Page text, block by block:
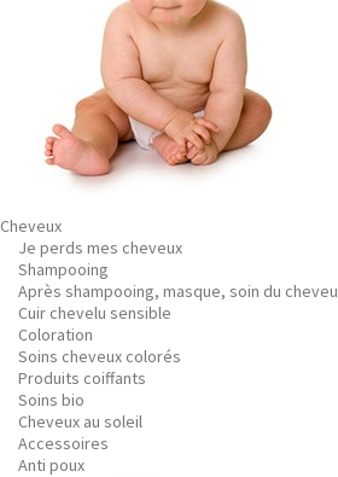
Cheveux
Je perds mes cheveux
Shampooing
Après shampooing, masque, soin du cheveu
Cuir chevelu sensible
Coloration
Soins cheveux colorés
Produits coiffants
Soins bio
Cheveux au soleil
Accessoires
Anti poux